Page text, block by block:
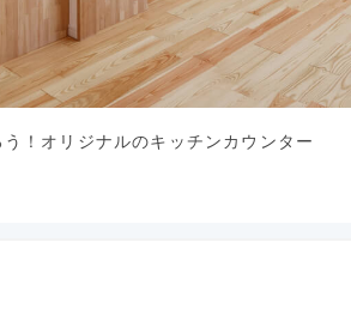
！オリジナルのキッチンカウンター